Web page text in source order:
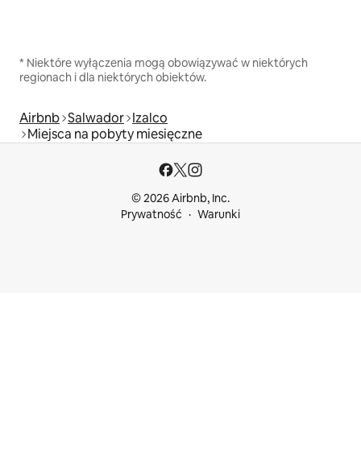
* Niektóre wyłączenia mogą obowiązywać w niektórych
regionach i dla niektórych obiektów.
Airbnb Salwador Izalco
Miejsca na pobyty miesięczne
© 2026 Airbnb, Inc.
Prywatność
Warunki